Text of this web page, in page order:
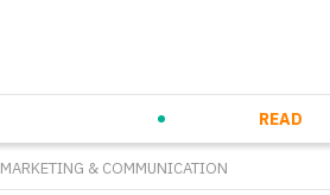
READ
MARKETING & COMMUNICATION